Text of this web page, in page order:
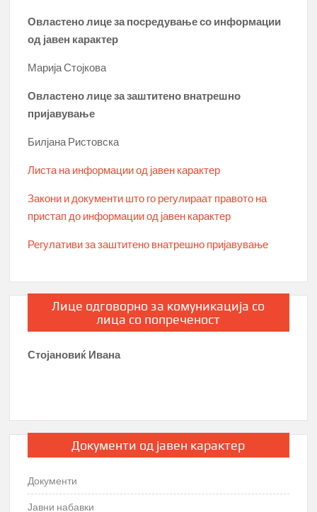
Овластено лице за посредување со информации
од јавен карактер
Марија Стојкова
Овластено лице за заштитено внатрешно
пријавување
Билјана Ристовска
Листа на информации од јавен карактер
Закони и документи што го регулираат правото на
пристап до информации од јавен карактер
Регулативи за заштитено внатрешно пријавување
Лице одговорно за комуникација со
лица со попреченост
Стојановиќ Ивана
Документи од јавен карактер
Документи
Јавни набавки